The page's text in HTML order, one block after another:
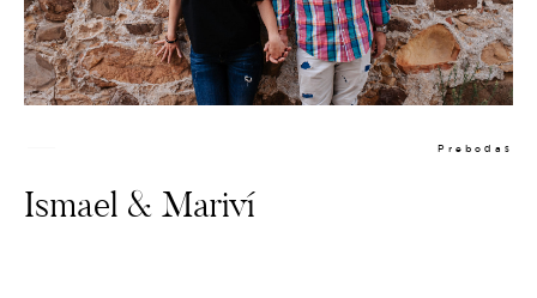
Prebodas
Ismael & Mariví